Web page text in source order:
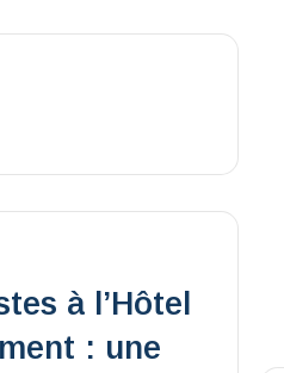
à l’Hôtel
: une